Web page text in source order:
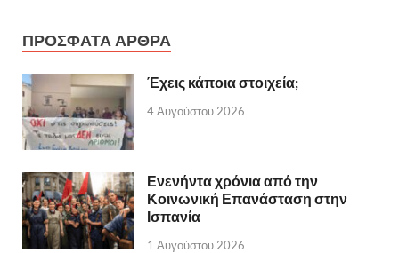
ΠΡΟΣΦΑΤΑ ΑΡΘΡΑ
Έχεις κάποια στοιχεία;
4 Αυγούστου 2026
Ενενήντα χρόνια από την
Κοινωνική Επανάσταση στην
Ισπανία
1 Αυγούστου 2026